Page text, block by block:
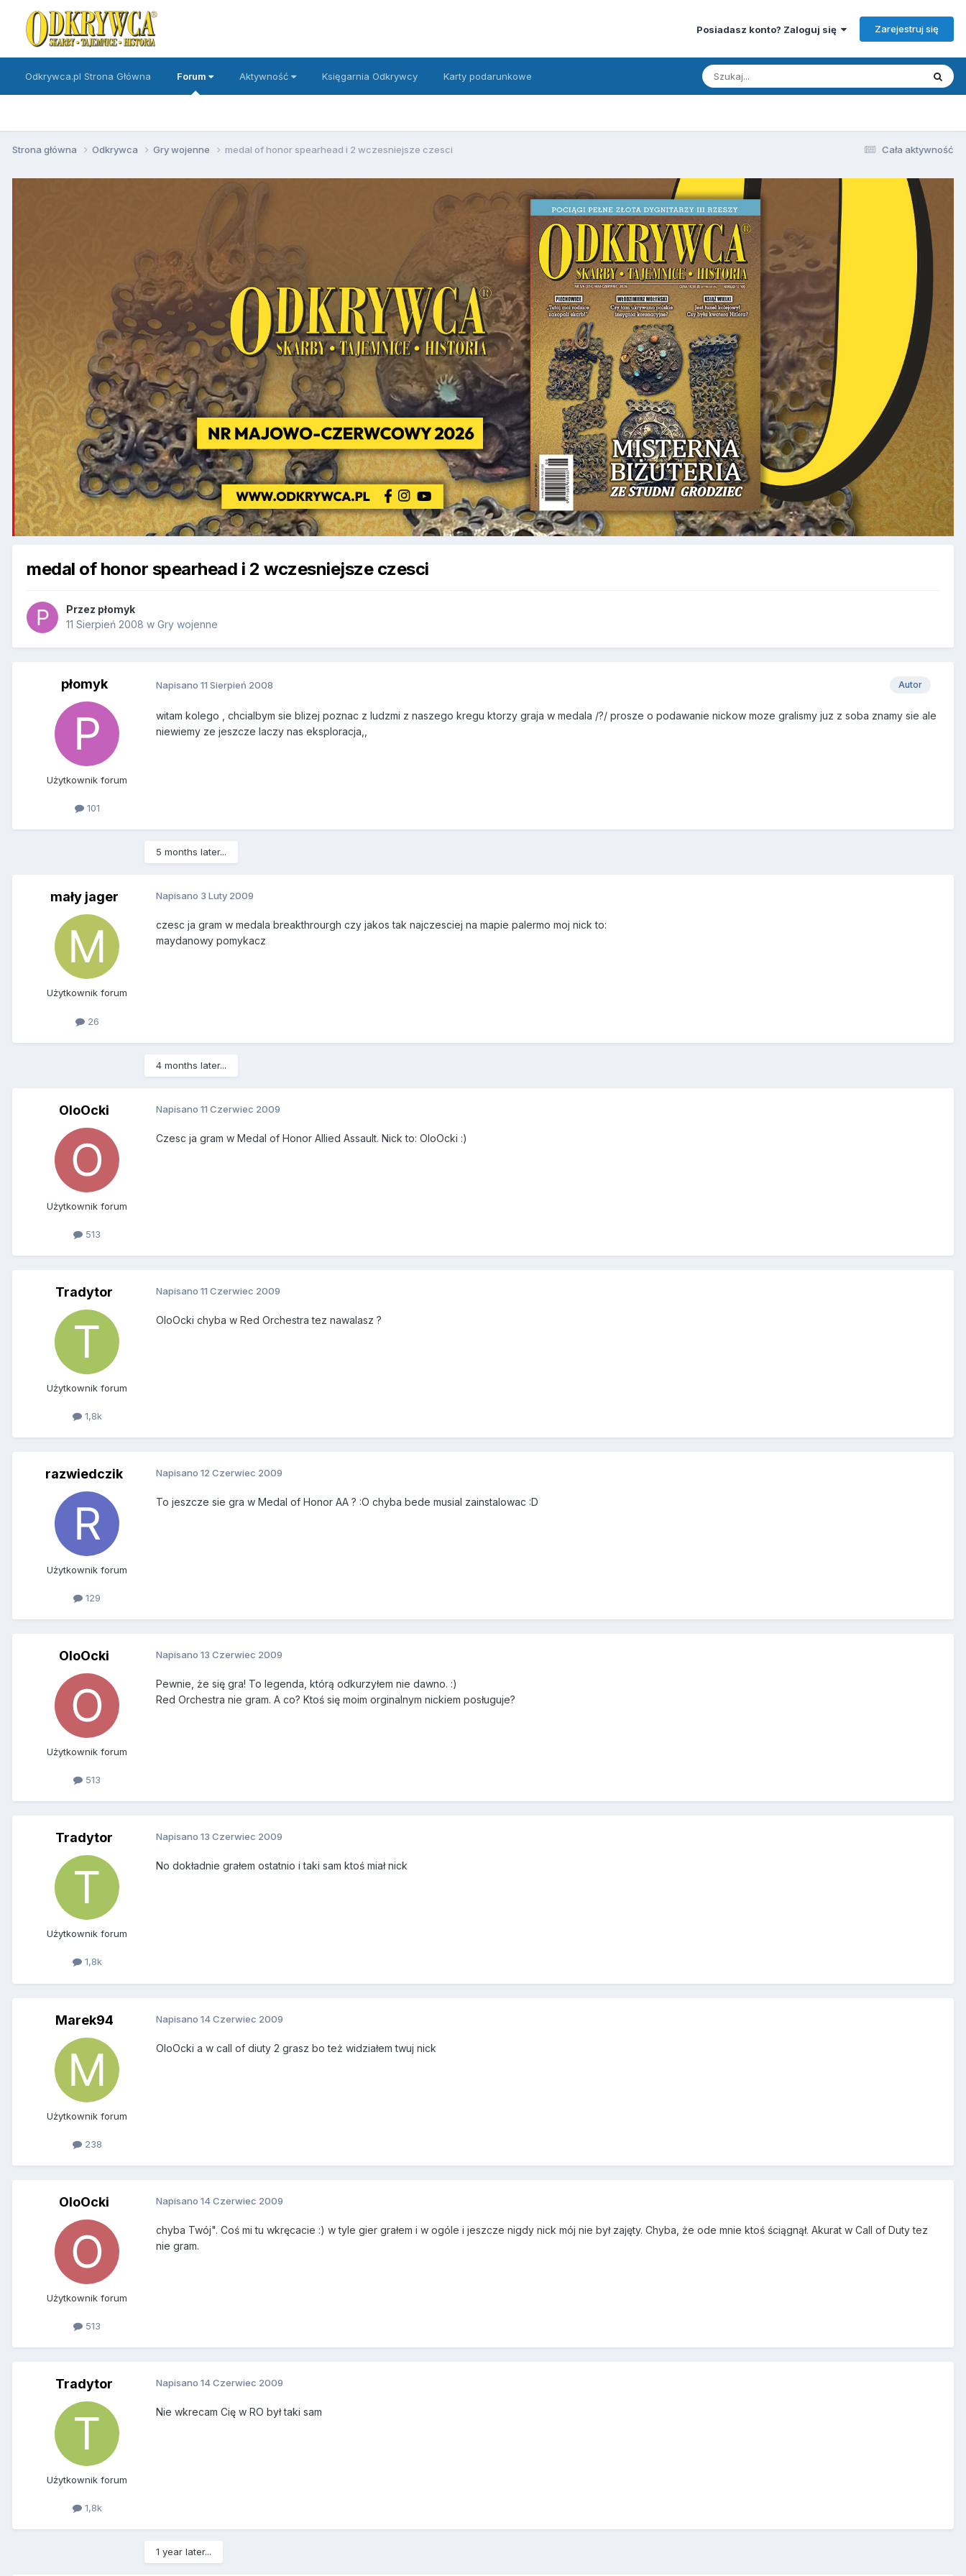
Posiadasz konto? Zaloguj się Zarejestruj się
Odkrywca.pl Strona Główna Forum Aktywność Księgarnia Odkrywcy Karty podarunkowe
Cała aktywność
Strona główna Odkrywca Gry wojenne medal of honor spearhead i 2 wczesniejsze czesci
medal of honor spearhead i 2 wczesniejsze czesci
Przez płomyk
11 Sierpień 2008 w Gry wojenne
płomyk
Użytkownik forum
101
Autor
Napisano 11 Sierpień 2008
witam kolego , chcialbym sie blizej poznac z ludzmi z naszego kregu ktorzy graja w medala /?/ prosze o podawanie nickow moze gralismy juz z soba znamy sie ale
niewiemy ze jeszcze laczy nas eksploracja,,
5 months later...
mały jager
Użytkownik forum
26
Napisano 3 Luty 2009
czesc ja gram w medala breakthrourgh czy jakos tak najczesciej na mapie palermo moj nick to:
maydanowy pomykacz
4 months later...
OloOcki
Użytkownik forum
513
Napisano 11 Czerwiec 2009
Czesc ja gram w Medal of Honor Allied Assault. Nick to: OloOcki :)
Tradytor
Użytkownik forum
1,8k
Napisano 11 Czerwiec 2009
OloOcki chyba w Red Orchestra tez nawalasz ?
razwiedczik
Użytkownik forum
129
Napisano 12 Czerwiec 2009
To jeszcze sie gra w Medal of Honor AA ? :O chyba bede musial zainstalowac :D
OloOcki
Użytkownik forum
513
Napisano 13 Czerwiec 2009
Pewnie, że się gra! To legenda, którą odkurzyłem nie dawno. :)
Red Orchestra nie gram. A co? Ktoś się moim orginalnym nickiem posługuje?
Tradytor
Użytkownik forum
1,8k
Napisano 13 Czerwiec 2009
No dokładnie grałem ostatnio i taki sam ktoś miał nick
Marek94
Użytkownik forum
238
Napisano 14 Czerwiec 2009
OloOcki a w call of diuty 2 grasz bo też widziałem twuj nick
OloOcki
Użytkownik forum
513
Napisano 14 Czerwiec 2009
chyba Twój". Coś mi tu wkręcacie :) w tyle gier grałem i w ogóle i jeszcze nigdy nick mój nie był zajęty. Chyba, że ode mnie ktoś ściągnął. Akurat w Call of Duty tez
nie gram.
Tradytor
Użytkownik forum
1,8k
Napisano 14 Czerwiec 2009
Nie wkrecam Cię w RO był taki sam
1 year later...